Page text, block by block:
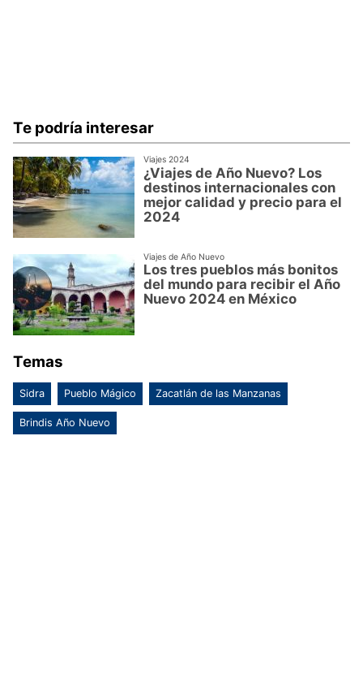
Te podría interesar
Viajes 2024
¿Viajes de Año Nuevo? Los
destinos internacionales con
mejor calidad y precio para el
2024
Viajes de Año Nuevo
Los tres pueblos más bonitos
del mundo para recibir el Año
Nuevo 2024 en México
Temas
Sidra Pueblo Mágico Zacatlán de las Manzanas
Brindis Año Nuevo